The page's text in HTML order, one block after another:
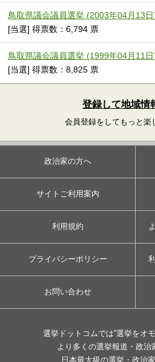
鳥取県議会議員選挙 (2003年04月13日
[当選] 得票数：6,794 票
鳥取県議会議員選挙 (1999年04月11日
[当選] 得票数：8,825 票
登録して地域情
会員登録をしてもっと楽
政治家の方へ
サイトご利用案内
利用規約
プライバシーポリシー
お問い合わせ
選挙ドットコムでは”選挙をオ
より多くの選挙報道・政治
日本最大級の選挙・政治